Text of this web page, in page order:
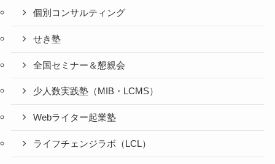
個別コンサルティング
せき塾
全国セミナー＆懇親会
少人数実践塾（MIB・LCMS）
Webライター起業塾
ライフチェンジラボ（LCL）